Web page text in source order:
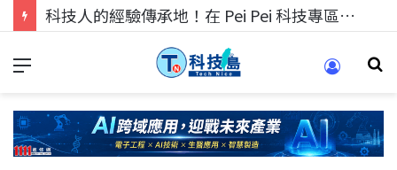
科技人找工作，就到TECH+ 科技專區!